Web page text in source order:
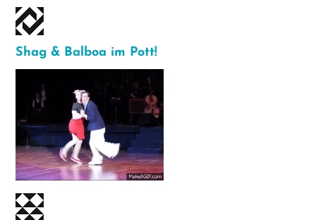
Shag & Balboa im Pott!